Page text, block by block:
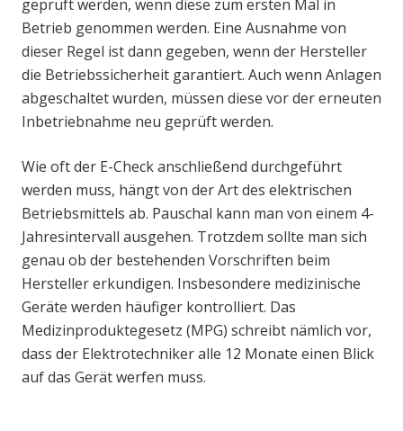
geprüft werden, wenn diese zum ersten Mal in
Betrieb genommen werden. Eine Ausnahme von
dieser Regel ist dann gegeben, wenn der Hersteller
die Betriebssicherheit garantiert. Auch wenn Anlagen
abgeschaltet wurden, müssen diese vor der erneuten
Inbetriebnahme neu geprüft werden.
Wie oft der E-Check anschließend durchgeführt
werden muss, hängt von der Art des elektrischen
Betriebsmittels ab. Pauschal kann man von einem 4-
Jahresintervall ausgehen. Trotzdem sollte man sich
genau ob der bestehenden Vorschriften beim
Hersteller erkundigen. Insbesondere medizinische
Geräte werden häufiger kontrolliert. Das
Medizinproduktegesetz (MPG) schreibt nämlich vor,
dass der Elektrotechniker alle 12 Monate einen Blick
auf das Gerät werfen muss.